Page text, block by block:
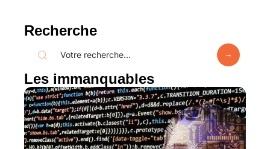
Recherche
Les immanquables